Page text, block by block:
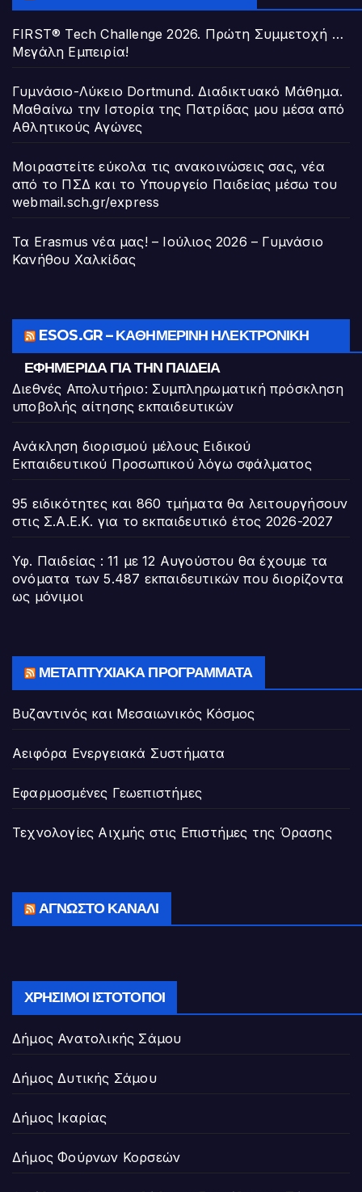
FIRST® Tech Challenge 2026. Πρώτη Συμμετοχή …
Μεγάλη Εμπειρία!
Γυμνάσιο-Λύκειο Dortmund. Διαδικτυακό Μάθημα.
Μαθαίνω την Ιστορία της Πατρίδας μου μέσα από
Αθλητικούς Αγώνες
Μοιραστείτε εύκολα τις ανακοινώσεις σας, νέα
από το ΠΣΔ και το Υπουργείο Παιδείας μέσω του
webmail.sch.gr/express
Τα Erasmus νέα μας! – Ιούλιος 2026 – Γυμνάσιο
Κανήθου Χαλκίδας
ESOS.GR – ΚΑΘΗΜΕΡΙΝΉ ΗΛΕΚΤΡΟΝΙΚΉ
ΕΦΗΜΕΡΊΔΑ ΓΙΑ ΤΗΝ ΠΑΙΔΕΊΑ
Διεθνές Απολυτήριο: Συμπληρωματική πρόσκληση
υποβολής αίτησης εκπαιδευτικών
Ανάκληση διορισμού μέλους Ειδικού
Εκπαιδευτικού Προσωπικού λόγω σφάλματος
95 ειδικότητες και 860 τμήματα θα λειτουργήσουν
στις Σ.Α.Ε.Κ. για το εκπαιδευτικό έτος 2026-2027
Υφ. Παιδείας : 11 με 12 Αυγούστου θα έχουμε τα
ονόματα των 5.487 εκπαιδευτικών που διορίζοντα
ως μόνιμοι
ΜΕΤΑΠΤΥΧΙΑΚΆ ΠΡΟΓΡΆΜΜΑΤΑ
Βυζαντινός και Μεσαιωνικός Κόσμος
Αειφόρα Ενεργειακά Συστήματα
Εφαρμοσμένες Γεωεπιστήμες
Τεχνολογίες Αιχμής στις Επιστήμες της Όρασης
ΆΓΝΩΣΤΟ ΚΑΝΆΛΙ
ΧΡΉΣΙΜΟΙ ΙΣΤΌΤΟΠΟΙ
Δήμος Ανατολικής Σάμου
Δήμος Δυτικής Σάμου
Δήμος Ικαρίας
Δήμος Φούρνων Κορσεών